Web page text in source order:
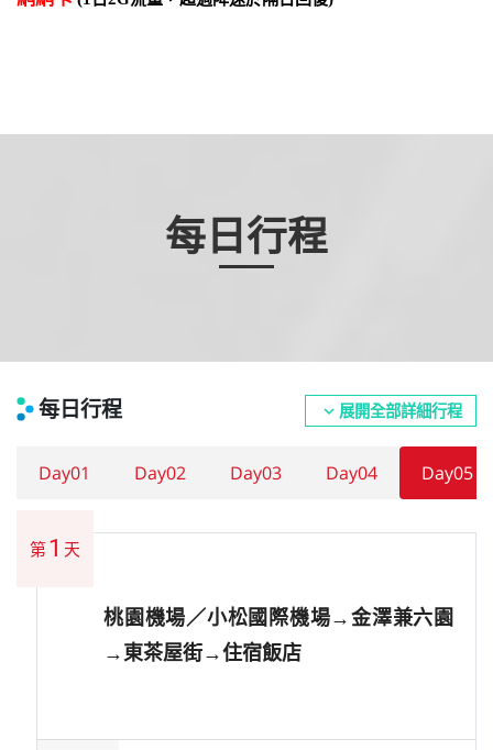
每日行程
每日行程 expand_more 展開全部詳細行程
Day01 Day02 Day03 Day04 Day05
第1 天
桃園機場／小松國際機場→金澤兼六園
→東茶屋街→住宿飯店